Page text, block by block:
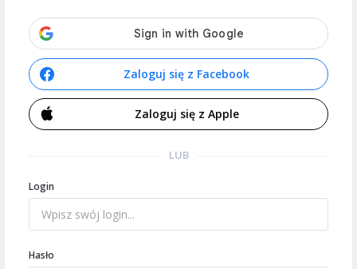
Zaloguj się z Facebook
Zaloguj się z Apple
LUB
Login
Hasło